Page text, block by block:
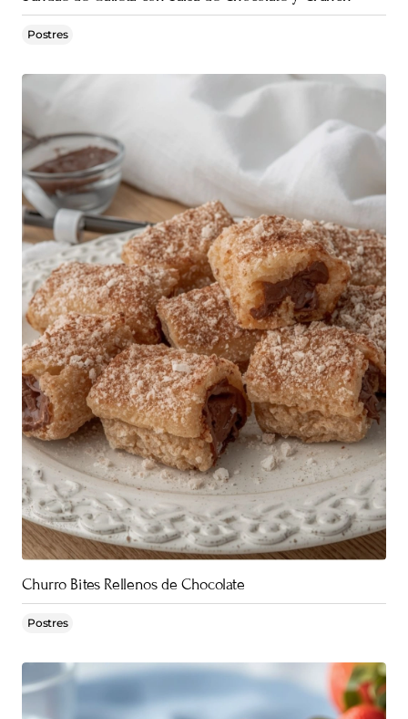
Postres
Churro Bites Rellenos de Chocolate
Postres